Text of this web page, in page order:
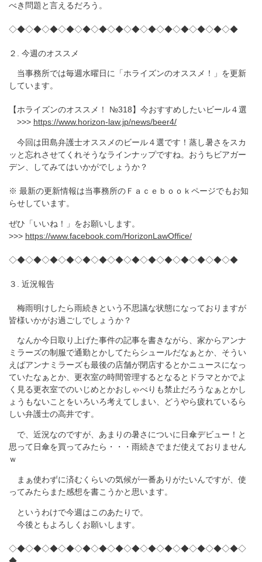
べき問題と言えるだろう。
◇◆◇◆◇◆◇◆◇◆◇◆◇◆◇◆◇◆◇◆◇◆◇◆◇◆◇◆
２. 今週のオススメ
当事務所では毎週水曜日に「ホライズンのオススメ！」を更新
しています。
【ホライズンのオススメ！ №318】今おすすめしたいビール４選
>>> https://www.horizon-law.jp/news/beer4/
今回は田島弁護士オススメのビール４選です！蒸し暑さをスカ
ッと忘れさせてくれそうなラインナップですね。おうちビアガー
デン、してみてはいかがでしょうか？
※ 最新の更新情報は当事務所のＦａｃｅｂｏｏｋページでもお知
らせしています。
ぜひ「いいね！」をお願いします。
>>> https://www.facebook.com/HorizonLawOffice/
◇◆◇◆◇◆◇◆◇◆◇◆◇◆◇◆◇◆◇◆◇◆◇◆◇◆◇◆
３. 近況報告
梅雨明けしたら雨続きという不思議な状態になっておりますが
皆様いかがお過ごしでしょうか？
なんか今日取り上げた事件の記事を書きながら、家からアンナ
ミラーズの制服で通勤とかしてたらシュールだなぁとか、そうい
えばアンナミラーズも最後の店舗が閉店するとかニュースになっ
ていたなぁとか、更衣室の時間管理するとなるとドラマとかでよ
く見る更衣室でのいじめとかおしゃべりも禁止だろうなぁとかし
ょうもないことをいろいろ考えてしまい、どうやら疲れているら
しい弁護士の高井です。
で、近況なのですが、あまりの暑さについに日傘デビュー！と
思って日傘を買ってみたら・・・雨続きでまだ使えておりません
ｗ
まぁ使わずに済むくらいの気候が一番ありがたいんですが、使
ってみたらまた感想を書こうかと思います。
というわけで今週はこのあたりで。
今後ともよろしくお願いします。
◇◆◇◆◇◆◇◆◇◆◇◆◇◆◇◆◇◆◇◆◇◆◇◆◇◆◇◆◇